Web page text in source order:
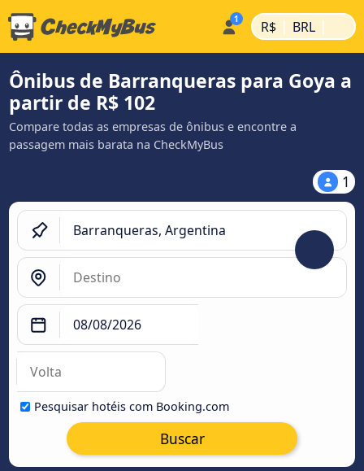
R$ | BRL |
Ônibus de Barranqueras para Goya a
partir de R$ 102
Compare todas as empresas de ônibus e encontre a
passagem mais barata na CheckMyBus
1
Pesquisar hotéis com Booking.com
Buscar